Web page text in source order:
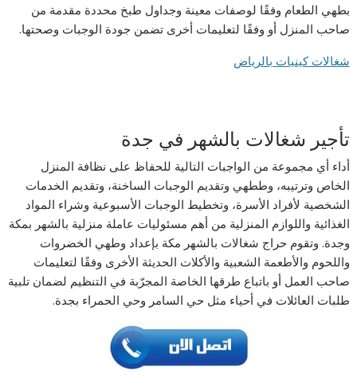
بطهي الطعام وفقًا لوصفات معينة وجداول طبخ محددة مقدمة من
صاحب المنزل أو وفقًا لتعليمات أخرى تضمن جودة الوجبات وصحتها.
شغالات كينيات بالرياض
تأجير شغالات بالشهر في جدة
أداء أي مجموعة من الواجبات التالية للحفاظ على نظافة المنزل
الخاص وترتيبه، وططهي وتقديم الوجبات الساخنة، وتقديم الخدمات
الشخصية لأفراد الأسرة، وتخطيط الوجبات الأسبوعية وشراء المواد
الغذائية واللوازم المنزلية من أهم مسئوليات عاملة منزلية بالشهر بمكة
وجدة. وتقوم حراج شغالات بالشهر مكة بإعداد وطهي الخضروات
واللحوم والأطعمة الشعبية والأكلات الحديثة الأخرى وفقًا لتعليمات
صاحب العمل أو باتباع طرقها الخاصة المجرّبة في التنظيم لضمان تلبية
طلبات العائلات في أحياء مثل حي السامر وحي الحمراء بجدة.